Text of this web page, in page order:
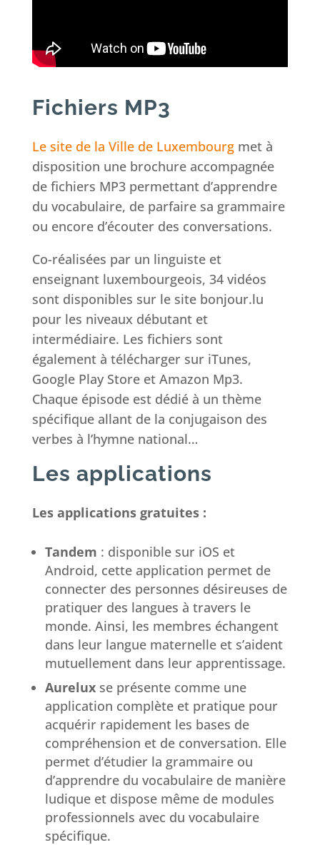
Fichiers MP3
Le site de la Ville de Luxembourgmet à
disposition une brochure accompagnée
de fichiers MP3 permettant d’apprendre
du vocabulaire, de parfaire sa grammaire
ou encore d’écouter des conversations.
Co-réalisées par un linguiste et
enseignant luxembourgeois, 34 vidéos
sont disponibles sur le site bonjour.lu
pour les niveaux débutant et
intermédiaire. Les fichiers sont
également à télécharger sur iTunes,
Google Play Store et Amazon Mp3.
Chaque épisode est dédié à un thème
spécifique allant de la conjugaison des
verbes à l’hymne national…
Les applications
Les applications gratuites :
Tandem : disponible sur iOS et
Android, cette application permet de
connecter des personnes désireuses de
pratiquer des langues à travers le
monde. Ainsi, les membres échangent
dans leur langue maternelle et s’aident
mutuellement dans leur apprentissage.
Aureluxse présente comme une
application complète et pratique pour
acquérir rapidement les bases de
compréhension et de conversation. Elle
permet d’étudier la grammaire ou
d’apprendre du vocabulaire de manière
ludique et dispose même de modules
professionnels avec du vocabulaire
spécifique.